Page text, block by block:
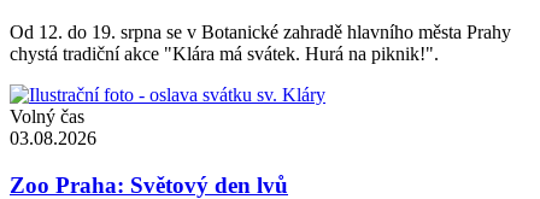
Od 12. do 19. srpna se v Botanické zahradě hlavního města Prahy
chystá tradiční akce "Klára má svátek. Hurá na piknik!".
Volný čas
03.08.2026
Zoo Praha: Světový den lvů